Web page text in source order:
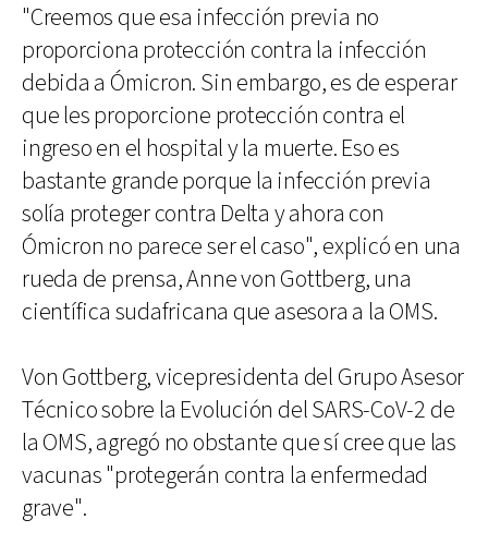
"Creemos que esa infección previa no
proporciona protección contra la infección
debida a Ómicron. Sin embargo, es de esperar
que les proporcione protección contra el
ingreso en el hospital y la muerte. Eso es
bastante grande porque la infección previa
solía proteger contra Delta y ahora con
Ómicron no parece ser el caso", explicó en una
rueda de prensa, Anne von Gottberg, una
científica sudafricana que asesora a la OMS.
Von Gottberg, vicepresidenta del Grupo Asesor
Técnico sobre la Evolución del SARS-CoV-2 de
la OMS, agregó no obstante que sí cree que las
vacunas "protegerán contra la enfermedad
grave".